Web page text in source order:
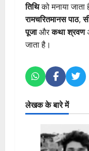
तिथिको मनाया
रामचरितमानस पाठ,
पूजाऔरकथा श्रवण
जाता है।
लेखक के बारे में